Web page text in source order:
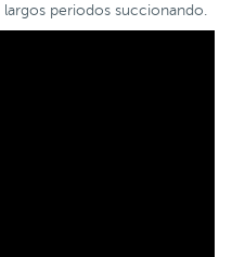
periodos succionando.